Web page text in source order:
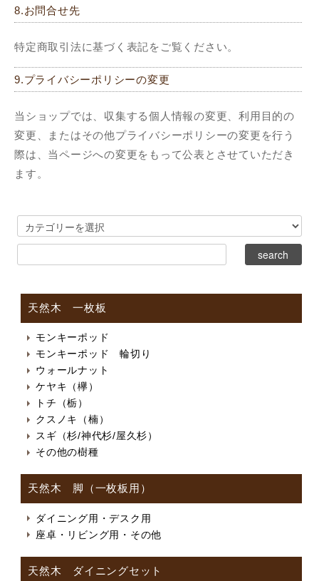
8.お問合せ先
特定商取引法に基づく表記をご覧ください。
9.プライバシーポリシーの変更
当ショップでは、収集する個人情報の変更、利用目的の
変更、またはその他プライバシーポリシーの変更を行う
際は、当ページへの変更をもって公表とさせていただき
ます。
天然木 一枚板
モンキーポッド
モンキーポッド 輪切り
ウォールナット
ケヤキ（欅）
トチ（栃）
クスノキ（楠）
スギ（杉/神代杉/屋久杉）
その他の樹種
天然木 脚（一枚板用）
ダイニング用・デスク用
座卓・リビング用・その他
天然木 ダイニングセット